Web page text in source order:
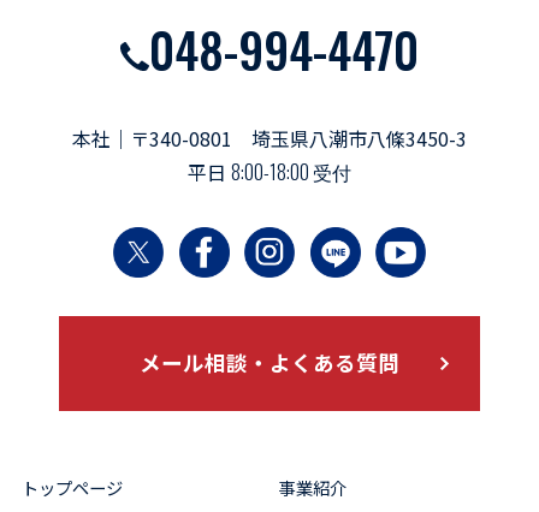
048-994-4470
本社｜〒340-0801 埼玉県八潮市八條3450-3
平日 8:00-18:00 受付
メール相談・よくある質問
トップページ 事業紹介